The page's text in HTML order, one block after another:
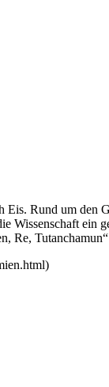
Rund um den
ein
Re, Tutanchamun“